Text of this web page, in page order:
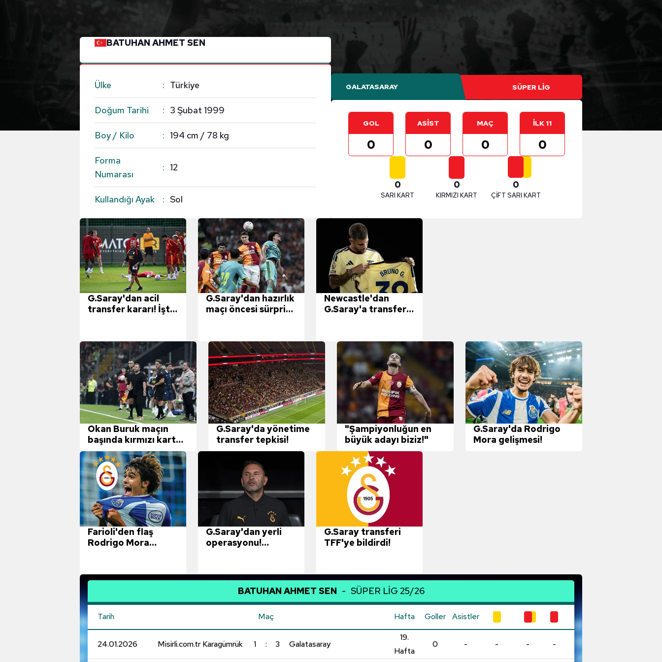
BATUHAN AHMET SEN
Ülke Türkiye
Doğum Tarihi 3 Şubat 1999
Boy / Kilo 194 cm / 78 kg
Forma
Numarası
12
Kullandığı Ayak Sol
GALATASARAY
GOL
0
ASİST
0
MAÇ
0
İLK 11
0
0
SARI KART
0
KIRMIZI KART
0
ÇİFT SARI KART
G.Saray'dan acil
transfer kararı! İşte
G.Saray'dan hazırlık
maçı öncesi sürpriz
Newcastle'dan
G.Saray'a transfer
Okan Buruk maçın
başında kırmızı kart
gördü!
G.Saray'da yönetime
transfer tepkisi!
"Şampiyonluğun en
büyük adayı biziz!"
G.Saray'da Rodrigo
Mora gelişmesi!
Farioli'den flaş
Rodrigo Mora
G.Saray'dan yerli
operasyonu!
G.Saray transferi
TFF'ye bildirdi!
BATUHAN AHMET SEN - SÜPER LİG 25/26
Tarih Maç Hafta Goller Asistler
24.01.2026 Misirli.com.tr Karagümrük 1 : 3 Galatasaray
19.
Hafta
0 - - - -